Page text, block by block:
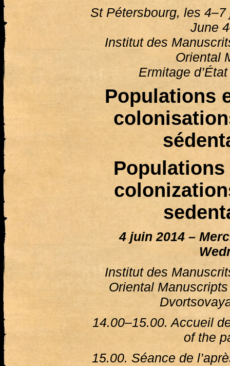
St Pétersbourg, les
June
Institut des
Oriental
Ermitage
Populations
4 juin 2014 –
Institut des
Oriental
14.00–15.00. Accueil
of the
15.00. Séance de